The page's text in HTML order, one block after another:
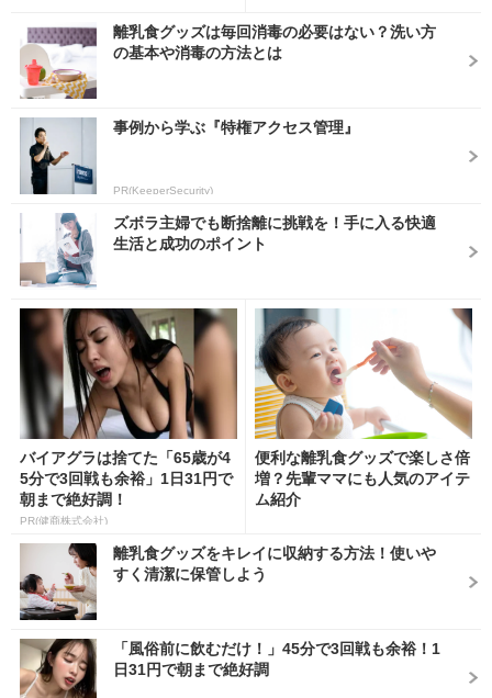
離乳食グッズは毎回消毒の必要はない？洗い方
の基本や消毒の方法とは
事例から学ぶ『特権アクセス管理』
PR(KeeperSecurity)
ズボラ主婦でも断捨離に挑戦を！手に入る快適
生活と成功のポイント
バイアグラは捨てた「65歳が4
5分で3回戦も余裕」1日31円で
朝まで絶好調！
PR(健商株式会社)
便利な離乳食グッズで楽しさ倍
増？先輩ママにも人気のアイテ
ム紹介
離乳食グッズをキレイに収納する方法！使いや
すく清潔に保管しよう
「風俗前に飲むだけ！」45分で3回戦も余裕！1
日31円で朝まで絶好調